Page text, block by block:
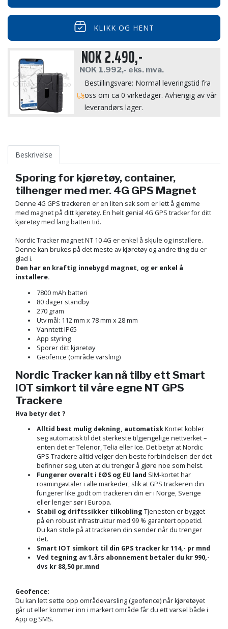
KLIKK OG HENT
NOK2.490,-
NOK 1.992,- eks. mva.
Bestillingsvare: Normal leveringstid fra
oss om ca 0 virkedager. Avhengig av vår
leverandørs lager.
Beskrivelse
Sporing for kjøretøy, container,
tilhenger med mer. 4G GPS Magnet
Denne 4G GPS trackeren er en liten sak som er lett å gjemme
med magnet på ditt kjøretøy. En helt genial 4G GPS tracker for ditt
kjøretøy med lang batteri tid.
Nordic Tracker magnet NT 10 4G er enkel å skjule og installere.
Denne kan brukes på det meste av kjøretøy og andre ting du er
glad i.
Den har en kraftig innebygd magnet, og er enkel å
installere.
7800 mAh batteri
80 dager standby
270 gram
Utv mål: 112 mm x 78 mm x 28 mm
Vanntett IP65
App styring
Sporer ditt kjøretøy
Geofence (område varsling)
Nordic Tracker kan nå tilby ett Smart
IOT simkort til våre egne NT GPS
Trackere
Hva betyr det ?
Alltid best mulig dekning, automatiskKortet kobler
seg automatisk til det sterkeste tilgjengelige nettverket –
enten det er Telenor, Telia eller Ice. Det betyr at Nordic
GPS Trackere alltid velger den beste forbindelsen der det
befinner seg, uten at du trenger å gjøre noe som helst.
Fungerer overalt i EØS og EU land SIM-kortet har
roamingavtaler i alle markeder, slik at GPS trackeren din
fungerer like godt om trackeren din er i Norge, Sverige
eller lenger sør i Europa.
Stabil og driftssikker tilkobling Tjenesten er bygget
på en robust infrastruktur med 99 % garantert oppetid.
Du kan stole på at trackeren din sender når du trenger
det.
Smart IOT simkort til din GPS tracker kr 114,- pr mnd
Ved tegning av 1.års abonnement betaler du kr 990,-
dvs kr 88,50 pr.mnd
Geofence:
Du kan lett sette opp områdevarsling (geofence) når kjøretøyet
går ut eller kommer inn i markert område får du ett varsel både i
App og SMS.